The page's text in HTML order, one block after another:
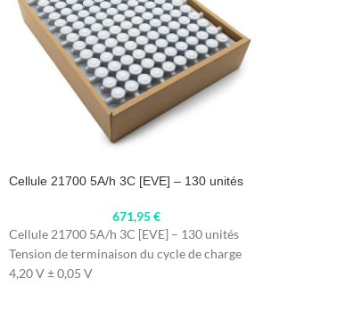
Cellule 21700 5A/h 3C [EVE] – 130 unités
671,95€
Cellule 21700 5A/h 3C [EVE] – 130 unités
Tension de terminaison du cycle de charge
4,20 V ± 0,05 V